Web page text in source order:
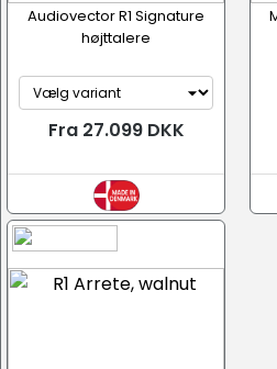
Audiovector R1 Signature
højttalere
Fra 27.099 DKK